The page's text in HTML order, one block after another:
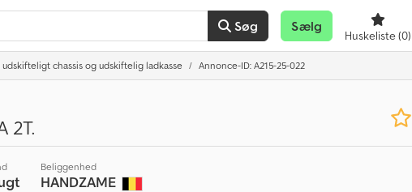
Søg Sælg
Huskeliste(0)
udskifteligt chassis og udskiftelig ladkasse Annonce-ID: A215-25-022
2T.
Beliggenhed
HANDZAME